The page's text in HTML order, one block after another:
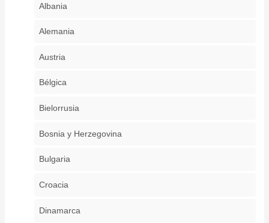
Albania
Alemania
Austria
Bélgica
Bielorrusia
Bosnia y Herzegovina
Bulgaria
Croacia
Dinamarca